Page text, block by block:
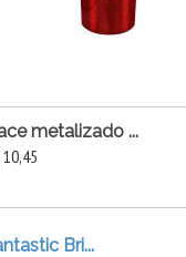
metalizado ...
10,45
Bri...